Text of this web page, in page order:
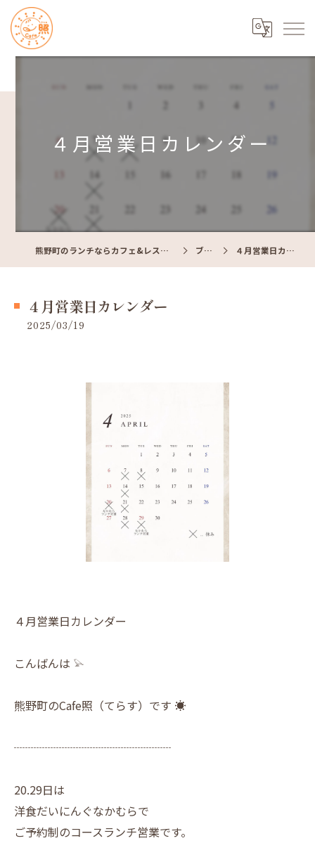
４月営業日カレンダー
熊野町のランチならカフェ&レストラン Cafe照 ブログ ４月営業日カレンダー
４月営業日カレンダー
2025/03/19
４月営業日カレンダー
こんばんは 𓅫
熊野町のCafe照（てらす）です ☀︎
┈┈┈┈┈┈┈┈┈┈┈┈┈┈
20.29日は
洋食だいにんぐなかむらで
ご予約制のコースランチ営業です。